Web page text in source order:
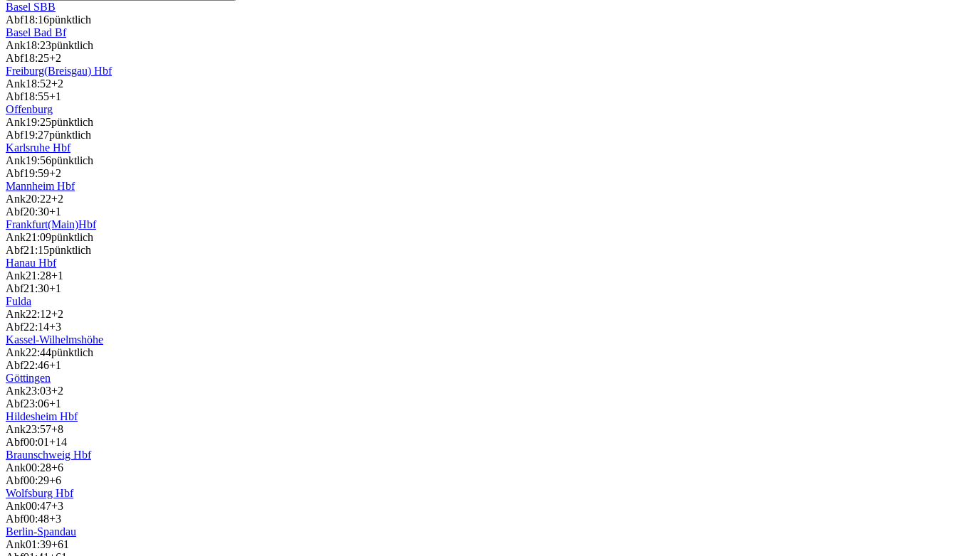
Basel SBB
Abf18:16pünktlich
Basel Bad Bf
Ank18:23pünktlich
Abf18:25+2
Freiburg(Breisgau) Hbf
Ank18:52+2
Abf18:55+1
Offenburg
Ank19:25pünktlich
Abf19:27pünktlich
Karlsruhe Hbf
Ank19:56pünktlich
Abf19:59+2
Mannheim Hbf
Ank20:22+2
Abf20:30+1
Frankfurt(Main)Hbf
Ank21:09pünktlich
Abf21:15pünktlich
Hanau Hbf
Ank21:28+1
Abf21:30+1
Fulda
Ank22:12+2
Abf22:14+3
Kassel-Wilhelmshöhe
Ank22:44pünktlich
Abf22:46+1
Göttingen
Ank23:03+2
Abf23:06+1
Hildesheim Hbf
Ank23:57+8
Abf00:01+14
Braunschweig Hbf
Ank00:28+6
Abf00:29+6
Wolfsburg Hbf
Ank00:47+3
Abf00:48+3
Berlin-Spandau
Ank01:39+61